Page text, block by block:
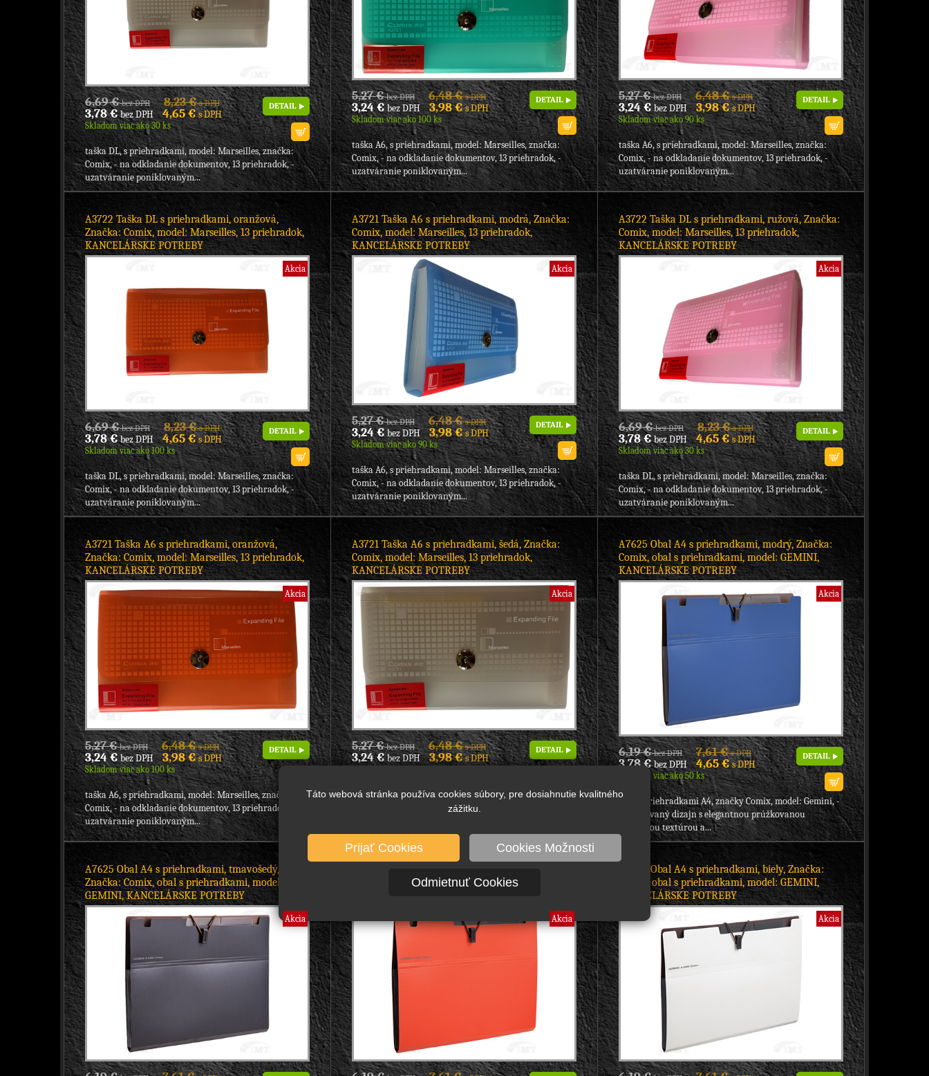
Táto webová stránka používa cookies súbory, pre dosiahnutie kvalitného
zážitku.
Prijať Cookies Cookies Možnosti
Odmietnuť Cookies
6,69 €bez DPH 8,23 €s DPH
3,78 €bez DPH 4,65 €s DPH
Skladom viac ako 30 ks
DETAIL
taška DL, s priehradkami, model: Marseilles, značka:
Comix, - na odkladanie dokumentov, 13 priehradok, -
uzatváranie poniklovaným...
5,27 €bez DPH 6,48 €s DPH
3,24 €bez DPH 3,98 €s DPH
Skladom viac ako 100 ks
DETAIL
taška A6, s priehradkami, model: Marseilles, značka:
Comix, - na odkladanie dokumentov, 13 priehradok, -
uzatváranie poniklovaným...
5,27 €bez DPH 6,48 €s DPH
3,24 €bez DPH 3,98 €s DPH
Skladom viac ako 90 ks
DETAIL
taška A6, s priehradkami, model: Marseilles, značka:
Comix, - na odkladanie dokumentov, 13 priehradok, -
uzatváranie poniklovaným...
A3722 Taška DL s priehradkami, oranžová,
Značka: Comix, model: Marseilles, 13 priehradok,
KANCELÁRSKE POTREBY
Akcia
6,69 €bez DPH 8,23 €s DPH
3,78 €bez DPH 4,65 €s DPH
Skladom viac ako 100 ks
DETAIL
taška DL, s priehradkami, model: Marseilles, značka:
Comix, - na odkladanie dokumentov, 13 priehradok, -
uzatváranie poniklovaným...
A3721 Taška A6 s priehradkami, modrá, Značka:
Comix, model: Marseilles, 13 priehradok,
KANCELÁRSKE POTREBY
Akcia
5,27 €bez DPH 6,48 €s DPH
3,24 €bez DPH 3,98 €s DPH
Skladom viac ako 90 ks
DETAIL
taška A6, s priehradkami, model: Marseilles, značka:
Comix, - na odkladanie dokumentov, 13 priehradok, -
uzatváranie poniklovaným...
A3722 Taška DL s priehradkami, ružová, Značka:
Comix, model: Marseilles, 13 priehradok,
KANCELÁRSKE POTREBY
Akcia
6,69 €bez DPH 8,23 €s DPH
3,78 €bez DPH 4,65 €s DPH
Skladom viac ako 30 ks
DETAIL
taška DL, s priehradkami, model: Marseilles, značka:
Comix, - na odkladanie dokumentov, 13 priehradok, -
uzatváranie poniklovaným...
A3721 Taška A6 s priehradkami, oranžová,
Značka: Comix, model: Marseilles, 13 priehradok,
KANCELÁRSKE POTREBY
Akcia
5,27 €bez DPH 6,48 €s DPH
3,24 €bez DPH 3,98 €s DPH
Skladom viac ako 100 ks
DETAIL
taška A6, s priehradkami, model: Marseilles, značka:
Comix, - na odkladanie dokumentov, 13 priehradok, -
uzatváranie poniklovaným...
A3721 Taška A6 s priehradkami, šedá, Značka:
Comix, model: Marseilles, 13 priehradok,
KANCELÁRSKE POTREBY
Akcia
5,27 €bez DPH 6,48 €s DPH
3,24 €bez DPH 3,98 €s DPH
DETAIL
taška A6, s priehradkami, model: Marseilles, značka:
Comix, - na odkladanie dokumentov, 13 priehradok, -
A7625 Obal A4 s priehradkami, modrý, Značka:
Comix, obal s priehradkami, model: GEMINI,
KANCELÁRSKE POTREBY
Akcia
6,19 €bez DPH 7,61 €s DPH
3,78 €bez DPH 4,65 €s DPH
Skladom viac ako 50 ks
DETAIL
obal s priehradkami A4, značky Comix, model: Gemini, -
patentovaný dizajn s elegantnou prúžkovanou
plastickou textúrou a...
A7625 Obal A4 s priehradkami, tmavošedý,
Značka: Comix, obal s priehradkami, model:
GEMINI, KANCELÁRSKE POTREBY
Akcia
Značka: Comix, obal s priehradkami, model:
Akcia
A7625 Obal A4 s priehradkami, biely, Značka:
Comix, obal s priehradkami, model: GEMINI,
KANCELÁRSKE POTREBY
Akcia